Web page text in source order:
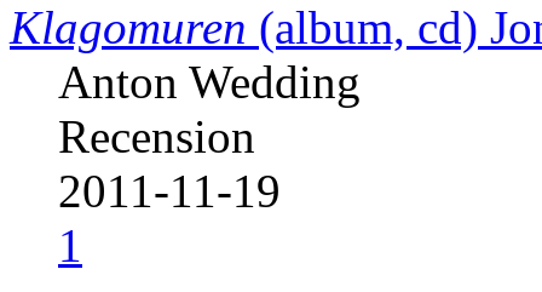
Klagomuren (album, cd)
Anton Wedding
Recension
2011-11-19
1